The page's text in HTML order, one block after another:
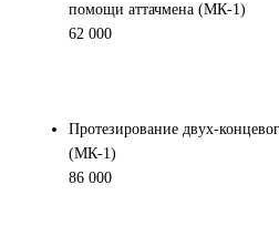
помощи аттачмена (МК-1)
62 000
Протезирование двух-
(МК-1)
86 000